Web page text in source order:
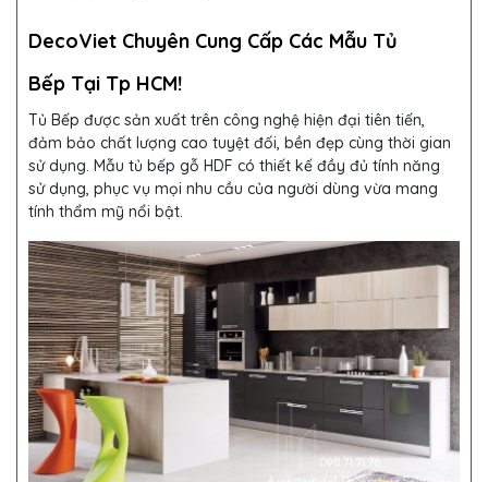
DecoViet Chuyên Cung Cấp Các Mẫu Tủ
Bếp Tại Tp HCM!
Tủ Bếp được sản xuất trên công nghệ hiện đại tiên tiến,
đảm bảo chất lượng cao tuyệt đối, bền đẹp cùng thời gian
sử dụng. Mẫu tủ bếp gỗ HDF có thiết kế đầy đủ tính năng
sử dụng, phục vụ mọi nhu cầu của người dùng vừa mang
tính thẩm mỹ nổi bật.